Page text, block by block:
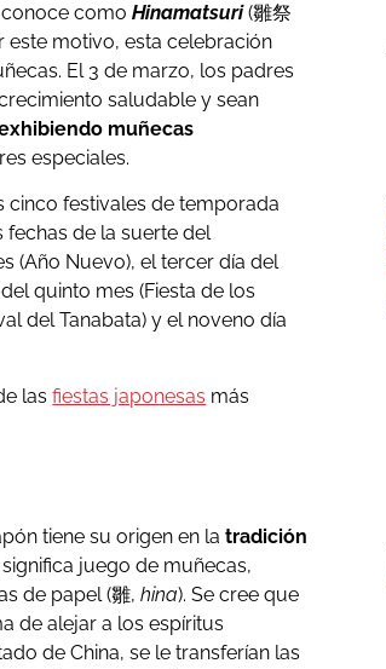
conoce comoHinamatsuri(雛祭
este motivo, esta celebración
El 3 de marzo, los padres
saludable y sean
muñecas
especiales.
cinco festivales de temporada
fechas de la suerte del
(Año Nuevo), el tercer día del
quinto mes (Fiesta de los
del Tanabata) y el noveno día
lasfiestas japonesas más
tiene su origen en la tradición
juego de muñecas,
de papel (雛,hina). Se cree que
de alejar a los espíritus
de China, se le transferían las